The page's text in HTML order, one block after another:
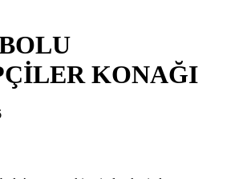
KONAĞI